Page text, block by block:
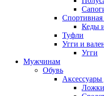
Спортивная
Кеды
Туфли
Угги и
Угги
Мужчинам
Обувь
Аксессуары
Ложки